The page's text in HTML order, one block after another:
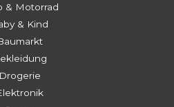
& Motorrad
& Kind
Drogerie